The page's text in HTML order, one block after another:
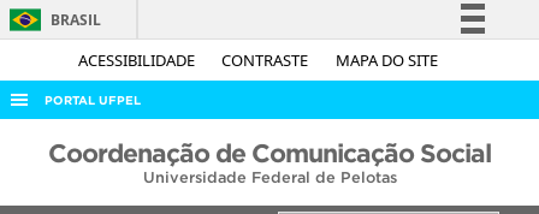
ACESSIBILIDADE CONTRASTE MAPA DO SITE
BRASIL
Simplifique!
Acesso à informação
Legislação
PORTAL UFPEL
ACESSO À INFORMAÇÃO
Coordenação de Comunicação Social
Universidade Federal de Pelotas